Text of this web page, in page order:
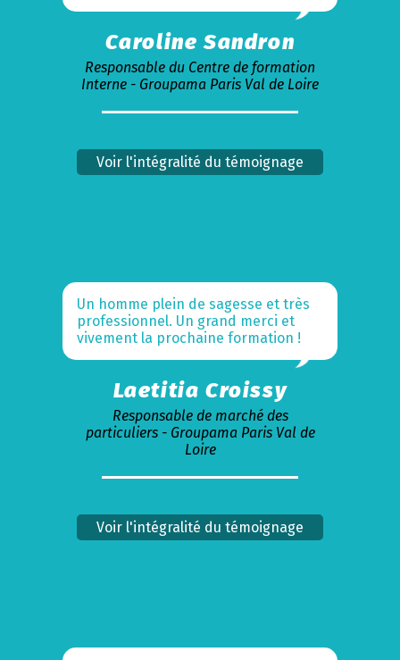
Caroline Sandron
Responsable du Centre de formation
Interne - Groupama Paris Val de Loire
Voir l'intégralité du témoignage
Un homme plein de sagesse et très
professionnel. Un grand merci et
vivement la prochaine formation !
Laetitia Croissy
Responsable de marché des
particuliers - Groupama Paris Val de
Loire
Voir l'intégralité du témoignage